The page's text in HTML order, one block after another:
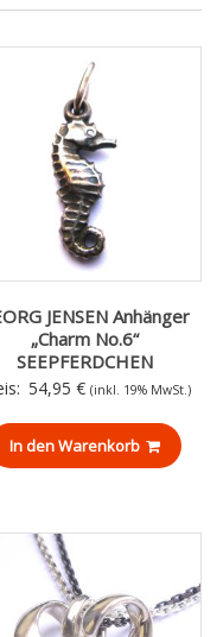
JENSEN Anhänger
„Charm No.6“
SEEPFERDCHEN
54,95 € (inkl. 19% MwSt.)
In den Warenkorb